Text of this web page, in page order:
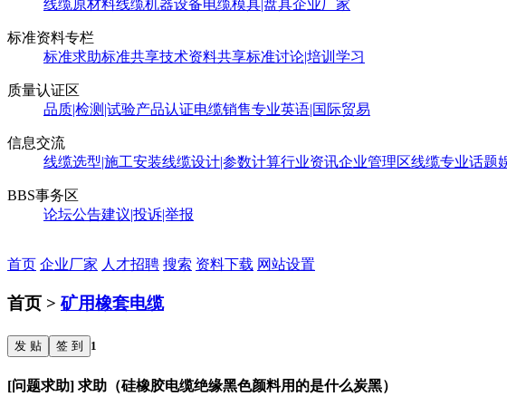
线缆原材料线缆机器设备电缆模具|盘具企业厂家
标准资料专栏
标准求助标准共享技术资料共享标准讨论|培训学习
质量认证区
品质|检测|试验产品认证电缆销售专业英语|国际贸易
信息交流
线缆选型|施工安装线缆设计|参数计算行业资讯企业管理区线缆专业话题
BBS事务区
论坛公告建议|投诉|举报
首页 企业厂家 人才招聘 搜索 资料下载 网站设置
首页 >矿用橡套电缆
发 贴 签 到 1
[问题求助] 求助（硅橡胶电缆绝缘黑色颜料用的是什么炭黑）